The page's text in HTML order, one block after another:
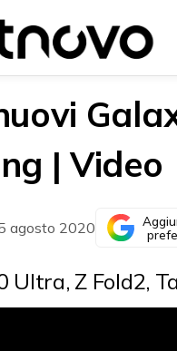
| Video
agosto 2020
Ultra, Z Fold2,